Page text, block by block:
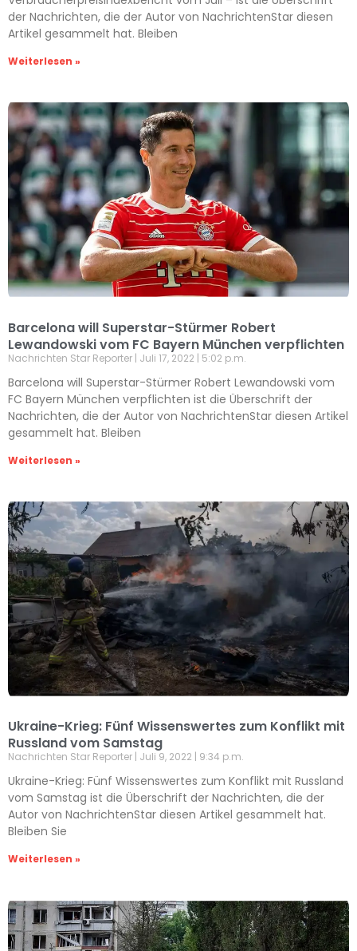
der Nachrichten, die der Autor von NachrichtenStar diesen
Artikel gesammelt hat. Bleiben
Weiterlesen »
Barcelona will Superstar-Stürmer Robert
Lewandowski vom FC Bayern München verpflichten
Nachrichten Star Reporter Juli 17, 2022 5:02 p.m.
Barcelona will Superstar-Stürmer Robert Lewandowski vom
FC Bayern München verpflichten ist die Überschrift der
Nachrichten, die der Autor von NachrichtenStar diesen Artikel
gesammelt hat. Bleiben
Weiterlesen »
Ukraine-Krieg: Fünf Wissenswertes zum Konflikt mit
Russland vom Samstag
Nachrichten Star Reporter Juli 9, 2022 9:34 p.m.
Ukraine-Krieg: Fünf Wissenswertes zum Konflikt mit Russland
vom Samstag ist die Überschrift der Nachrichten, die der
Autor von NachrichtenStar diesen Artikel gesammelt hat.
Bleiben Sie
Weiterlesen »